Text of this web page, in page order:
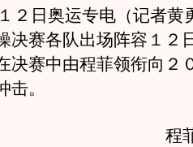
２日奥运专电（记者
决赛各队出场阵容１２
决赛中由程菲领衔向２
。
程